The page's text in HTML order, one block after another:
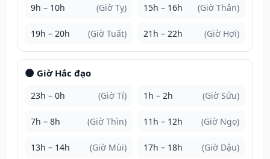
9h – 10h (Giờ Tỵ) 15h – 16h (Giờ Thân)
19h – 20h (Giờ Tuất) 21h – 22h (Giờ Hợi)
🌑 Giờ Hắc đạo
23h – 0h (Giờ Tí) 1h – 2h (Giờ Sửu)
7h – 8h (Giờ Thìn) 11h – 12h (Giờ Ngọ)
13h – 14h (Giờ Mùi) 17h – 18h (Giờ Dậu)